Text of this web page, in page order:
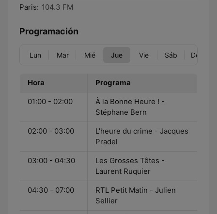
Paris: 104.3 FM
Programación
Lun Mar Mié Jue Vie Sáb Dom
Hora Programa
01:00 - 02:00
À la Bonne Heure ! -
Stéphane Bern
02:00 - 03:00
L'heure du crime - Jacques
Pradel
03:00 - 04:30
Les Grosses Têtes -
Laurent Ruquier
04:30 - 07:00
RTL Petit Matin - Julien
Sellier